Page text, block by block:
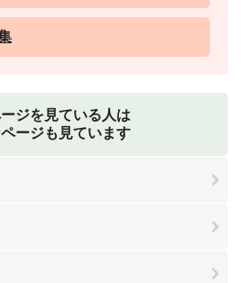
ジを見ている人は
ージも見ています